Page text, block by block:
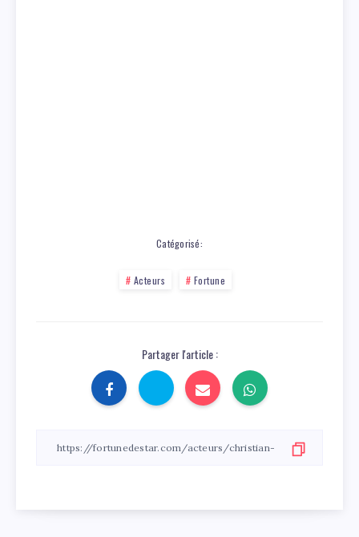
Catégorisé:
Acteurs Fortune
Partager l'article :